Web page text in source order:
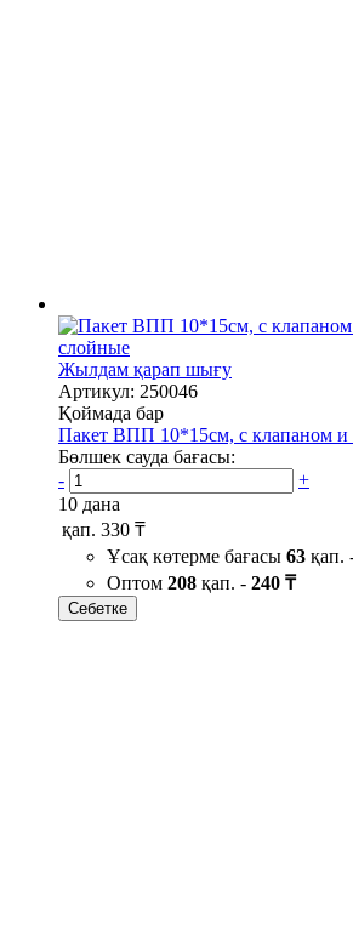
Жылдам қарап шығу
Артикул: 250046
Қоймада бар
Пакет ВПП 10*15см, с клапаном и
Бөлшек сауда бағасы:
-
+
10 дана
қап. 330 ₸
Ұсақ көтерме бағасы 63 қап.
Оптом 208 қап. - 240 ₸
Себетке